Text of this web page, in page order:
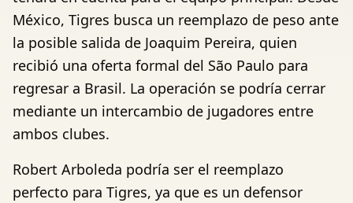
México, Tigres busca un reemplazo de peso ante
la posible salida de Joaquim Pereira, quien
recibió una oferta formal del São Paulo para
regresar a Brasil. La operación se podría cerrar
mediante un intercambio de jugadores entre
ambos clubes.
Robert Arboleda podría ser el reemplazo
perfecto para Tigres, ya que es un defensor